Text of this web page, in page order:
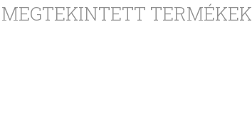
MEGTEKINTETT TERMÉKEK